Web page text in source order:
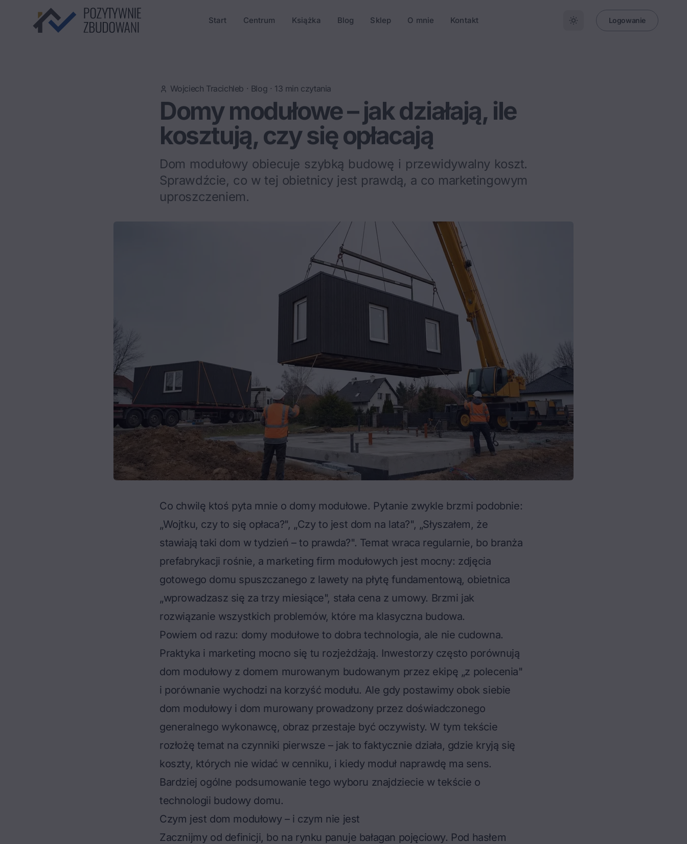
Start Centrum Książka Blog Sklep O mnie Kontakt Logowanie
Wojciech Tracichleb · Blog · 13 min czytania
Domy modułowe – jak działają, ile
kosztują, czy się opłacają
Dom modułowy obiecuje szybką budowę i przewidywalny koszt.
Sprawdźcie, co w tej obietnicy jest prawdą, a co marketingowym
uproszczeniem.
Co chwilę ktoś pyta mnie o domy modułowe. Pytanie zwykle brzmi podobnie:
„Wojtku, czy to się opłaca?", „Czy to jest dom na lata?", „Słyszałem, że
stawiają taki dom w tydzień – to prawda?". Temat wraca regularnie, bo branża
prefabrykacji rośnie, a marketing firm modułowych jest mocny: zdjęcia
gotowego domu spuszczanego z lawety na płytę fundamentową, obietnica
„wprowadzasz się za trzy miesiące", stała cena z umowy. Brzmi jak
rozwiązanie wszystkich problemów, które ma klasyczna budowa.
Powiem od razu: domy modułowe to dobra technologia, ale nie cudowna.
Praktyka i marketing mocno się tu rozjeżdżają. Inwestorzy często porównują
dom modułowy z domem murowanym budowanym przez ekipę „z polecenia"
i porównanie wychodzi na korzyść modułu. Ale gdy postawimy obok siebie
dom modułowy i dom murowany prowadzony przez doświadczonego
generalnego wykonawcę, obraz przestaje być oczywisty. W tym tekście
rozłożę temat na czynniki pierwsze – jak to faktycznie działa, gdzie kryją się
koszty, których nie widać w cenniku, i kiedy moduł naprawdę ma sens.
Bardziej ogólne podsumowanie tego wyboru znajdziecie w tekście o
technologii budowy domu.
Czym jest dom modułowy – i czym nie jest
Zacznijmy od definicji, bo na rynku panuje bałagan pojęciowy. Pod hasłem